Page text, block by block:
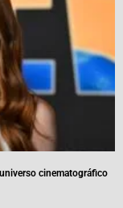
cinematográfico